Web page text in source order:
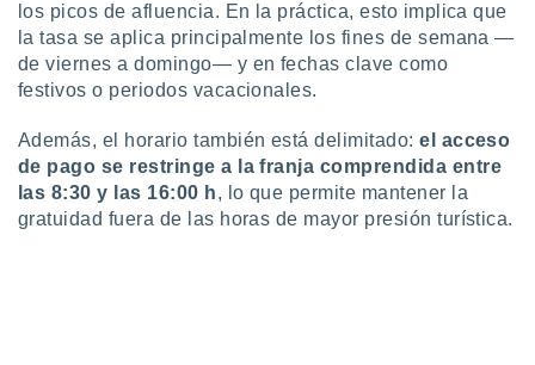
como
este sitio
IP
de
traten tus
en
interés
a lo que
los picos de afluencia. En la práctica, esto implica que
la tasa se aplica principalmente los fines de semana —
de viernes a domingo— y en fechas clave como
festivos o periodos vacacionales.
Además, el horario también está delimitado:el acceso
de pago se restringe a la franja comprendida entre
las 8:30 y las 16:00 h, lo que permite mantener la
gratuidad fuera de las horas de mayor presión turística.